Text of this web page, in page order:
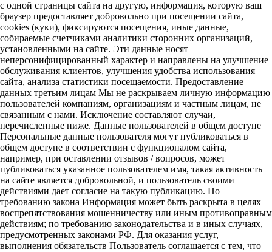
с одной страницы сайта на другую, информация, которую ваш
браузер предоставляет добровольно при посещении сайта,
cookies (куки), фиксируются посещения, иные данные,
собираемые счетчиками аналитики сторонних организаций,
установленными на сайте. Эти данные носят
неперсонифицированный характер и направлены на улучшение
обслуживания клиентов, улучшения удобства использования
сайта, анализа статистики посещаемости. Предоставление
данных третьим лицам Мы не раскрываем личную информацию
пользователей компаниям, организациям и частным лицам, не
связанным с нами. Исключение составляют случаи,
перечисленные ниже. Данные пользователей в общем доступе
Персональные данные пользователя могут публиковаться в
общем доступе в соответствии с функционалом сайта,
например, при оставлении отзывов / вопросов, может
публиковаться указанное пользователем имя, такая активность
на сайте является добровольной, и пользователь своими
действиями дает согласие на такую публикацию. По
требованию закона Информация может быть раскрыта в целях
воспрепятствования мошенничеству или иным противоправным
действиям; по требованию законодательства и в иных случаях,
предусмотренных законами РФ. Для оказания услуг,
выполнения обязательств Пользователь соглашается с тем, что